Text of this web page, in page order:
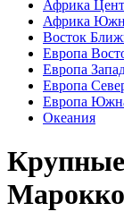
Африка
Африка
Восток
Европа
Европа
Европа
Европа
Океания
Марокко